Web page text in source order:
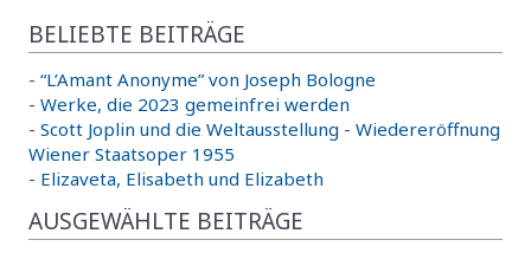
BELIEBTE BEITRÄGE
- “L’Amant Anonyme” von Joseph Bologne
- Werke, die 2023 gemeinfrei werden
- Scott Joplin und die Weltausstellung - Wiedereröffnung
Wiener Staatsoper 1955
- Elizaveta, Elisabeth und Elizabeth
AUSGEWÄHLTE BEITRÄGE